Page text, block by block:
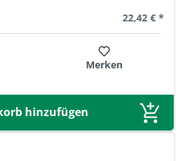
Regulärer
22,42 € *
Merken
hinzufügen